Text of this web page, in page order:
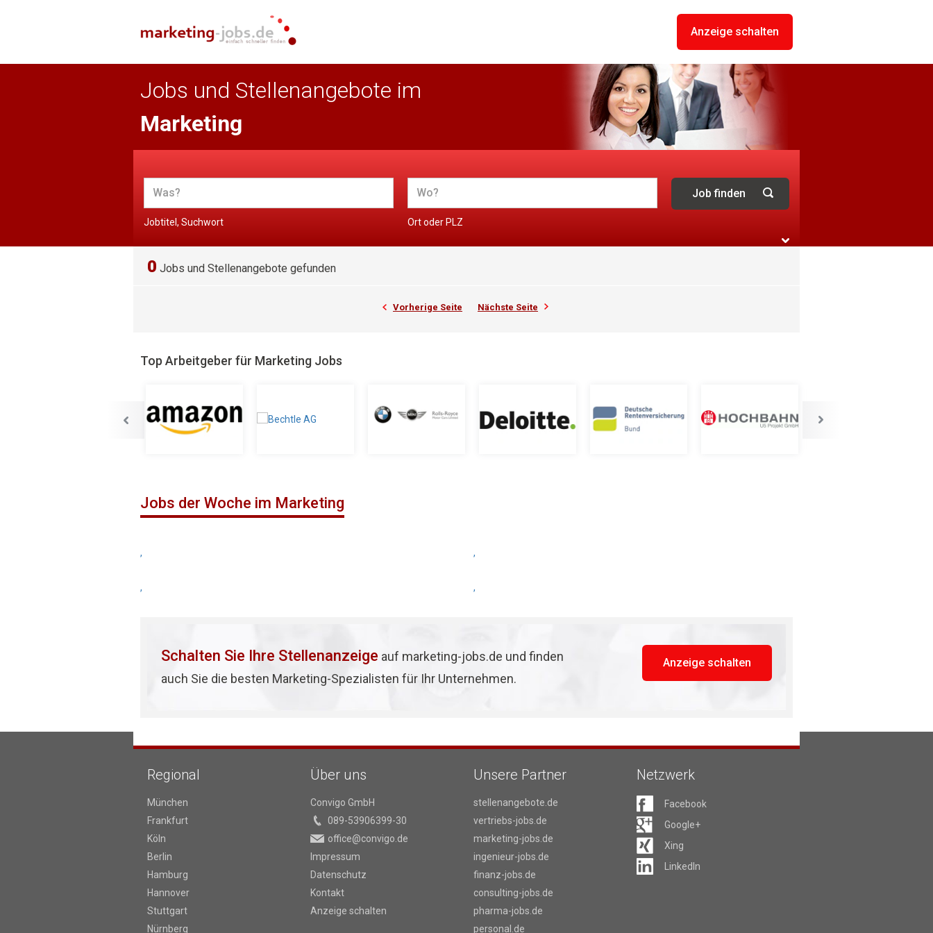
Anzeige schalten
Jobs und Stellenangebote im
Marketing
Jobtitel, Suchwort Ort oder PLZ
0 Jobs und Stellenangebote gefunden
Vorherige Seite Nächste Seite
Top Arbeitgeber für Marketing Jobs
Jobs der Woche im Marketing
, ,
, ,
Schalten Sie Ihre Stellenanzeige auf marketing-jobs.de und finden
auch Sie die besten Marketing-Spezialisten für Ihr Unternehmen.
Anzeige schalten
Regional
München
Frankfurt
Köln
Berlin
Hamburg
Hannover
Stuttgart
Nürnberg
Über uns
Convigo GmbH
089-53906399-30
office@convigo.de
Impressum
Datenschutz
Kontakt
Anzeige schalten
Unsere Partner
stellenangebote.de
vertriebs-jobs.de
marketing-jobs.de
ingenieur-jobs.de
finanz-jobs.de
consulting-jobs.de
pharma-jobs.de
personal.de
Netzwerk
Facebook
Google+
Xing
LinkedIn